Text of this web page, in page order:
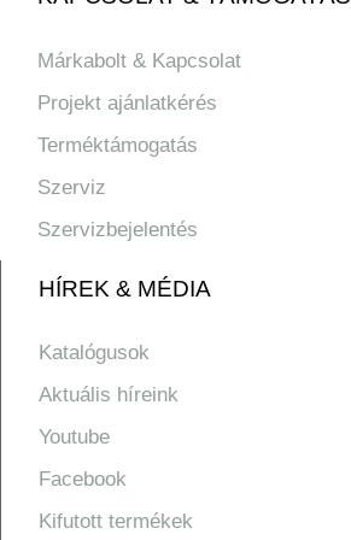
Márkabolt & Kapcsolat
Projekt ajánlatkérés
Terméktámogatás
Szerviz
Szervizbejelentés
HÍREK & MÉDIA
Katalógusok
Aktuális híreink
Youtube
Facebook
Kifutott termékek